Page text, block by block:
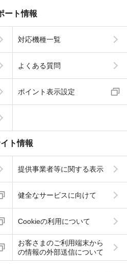
ート情報
対応機種一覧
よくある質問
ポイント表示設定
ト情報
提供事業者等に関する表示
健全なサービスに向けて
Cookieの利用について
お客さまのご利用端末から
の情報の外部送信について